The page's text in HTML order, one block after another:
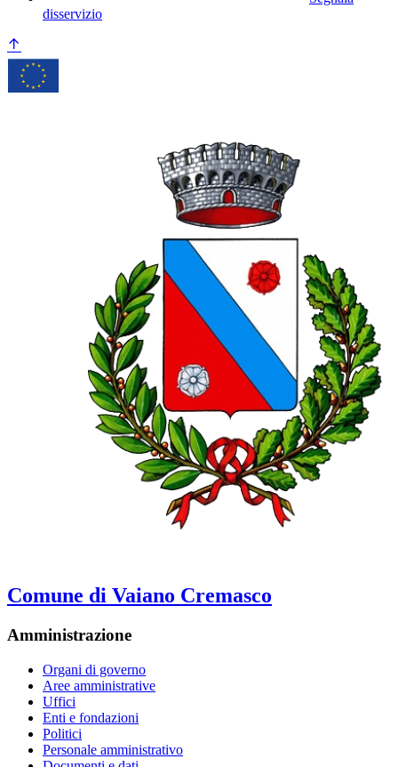
disservizio
Comune di Vaiano Cremasco
Amministrazione
Organi di governo
Aree amministrative
Uffici
Enti e fondazioni
Politici
Personale amministrativo